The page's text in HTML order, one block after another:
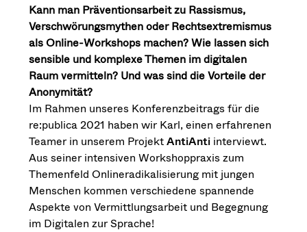
Kann man Präventionsarbeit zu Rassismus,
Verschwörungsmythen oder Rechtsextremismus
als Online-Workshops machen? Wie lassen sich
sensible und komplexe Themen im digitalen
Raum vermitteln? Und was sind die Vorteile der
Anonymität?
Im Rahmen unseres Konferenzbeitrags für die
re:publica 2021 haben wir Karl, einen erfahrenen
Teamer in unserem ProjektAntiAntiinterviewt.
Aus seiner intensiven Workshoppraxis zum
Themenfeld Onlineradikalisierung mit jungen
Menschen kommen verschiedene spannende
Aspekte von Vermittlungsarbeit und Begegnung
im Digitalen zur Sprache!